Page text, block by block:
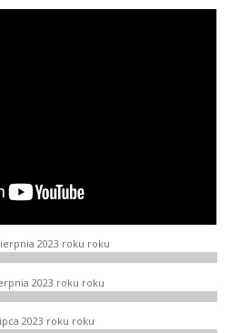
2023 roku roku
2023 roku roku
2023 roku roku